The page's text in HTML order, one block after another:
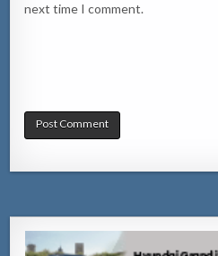
next time I comment.